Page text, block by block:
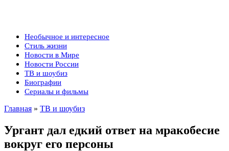
Необычное и интересное
Стиль жизни
Новости в Мире
Новости России
ТВ и шоубиз
Биографии
Сериалы и фильмы
Главная » ТВ и шоубиз
Ургант дал едкий ответ на мракобесие
вокруг его персоны